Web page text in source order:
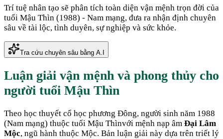
Trí tuệ nhân tạo sẽ phân tích toàn diện vận mệnh trọn đời của
tuổi Mậu Thìn (1988) - Nam mạng, đưa ra nhận định chuyên
sâu về tài lộc, tình duyên, sự nghiệp và sức khỏe.
Tra cứu chuyên sâu bằng A.I
Luận giải vận mệnh và phong thủy cho
người tuổi Mậu Thìn
Theo học thuyết cổ học phương Đông, người sinh năm 1988
(Nam mạng) thuộc tuổi Mậu Thìnvới mệnh nạp âm Đại Lâm
Mộc, ngũ hành thuộc Mộc. Bản luận giải này dựa trên triết lý